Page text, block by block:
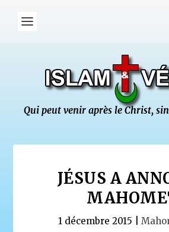
JÉSUS A
1 décembre 2015